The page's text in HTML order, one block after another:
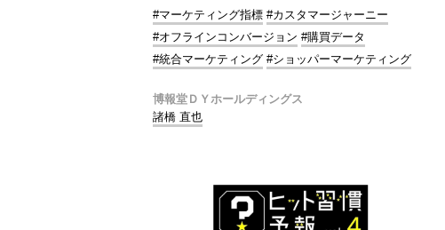
#マーケティング指標 #カスタマージャーニー
#オフラインコンバージョン #購買データ
#統合マーケティング #ショッパーマーケティング
博報堂ＤＹホールディングス
諸橋 直也